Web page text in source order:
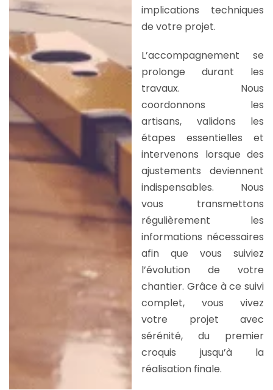
implications techniques
de votre projet.
L’accompagnement se
prolonge durant les
travaux. Nous
coordonnons les
artisans, validons les
étapes essentielles et
intervenons lorsque des
ajustements deviennent
indispensables. Nous
vous transmettons
régulièrement les
informations nécessaires
afin que vous suiviez
l’évolution de votre
chantier. Grâce à ce suivi
complet, vous vivez
votre projet avec
sérénité, du premier
croquis jusqu’à la
réalisation finale.